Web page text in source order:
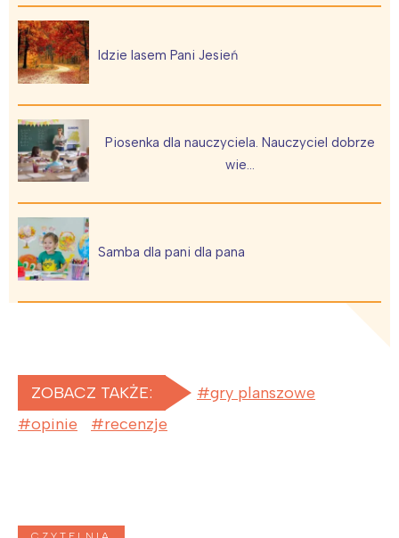
Idzie lasem Pani Jesień
Piosenka dla nauczyciela. Nauczyciel dobrze
wie…
Samba dla pani dla pana
ZOBACZ TAKŻE:
gry planszowe
opinie
recenzje